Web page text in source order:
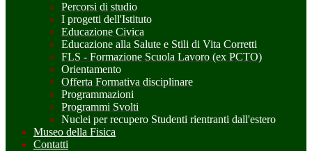
Percorsi di studio
I progetti dell'Istituto
Educazione Civica
Educazione alla Salute e Stili di Vita Corretti
FLS - Formazione Scuola Lavoro (ex PCTO)
Orientamento
Offerta Formativa disciplinare
Programmazioni
Programmi Svolti
Nuclei per recupero Studenti rientranti dall'estero
Museo della Fisica
Contatti